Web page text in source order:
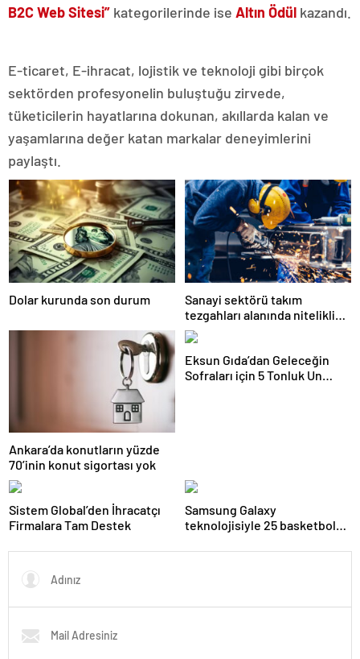
B2C Web Sitesi” kategorilerinde ise Altın Ödül kazandı.
E-ticaret, E-ihracat, lojistik ve teknoloji gibi birçok
sektörden profesyonelin buluştuğu zirvede,
tüketicilerin hayatlarına dokunan, akıllarda kalan ve
yaşamlarına değer katan markalar deneyimlerini
paylaştı.
Dolar kurunda son durum
Sanayi sektörü takım
tezgahları alanında nitelikli
istihdam açığı yaşıyor
Ankara’da konutların yüzde
70’inin konut sigortası yok
Eksun Gıda’dan Geleceğin
Sofraları için 5 Tonluk Un
Sistem Global’den İhracatçı
Firmalara Tam Destek
Samsung Galaxy
teknolojisiyle 25 basketbol
mercan resifi habitatı restore